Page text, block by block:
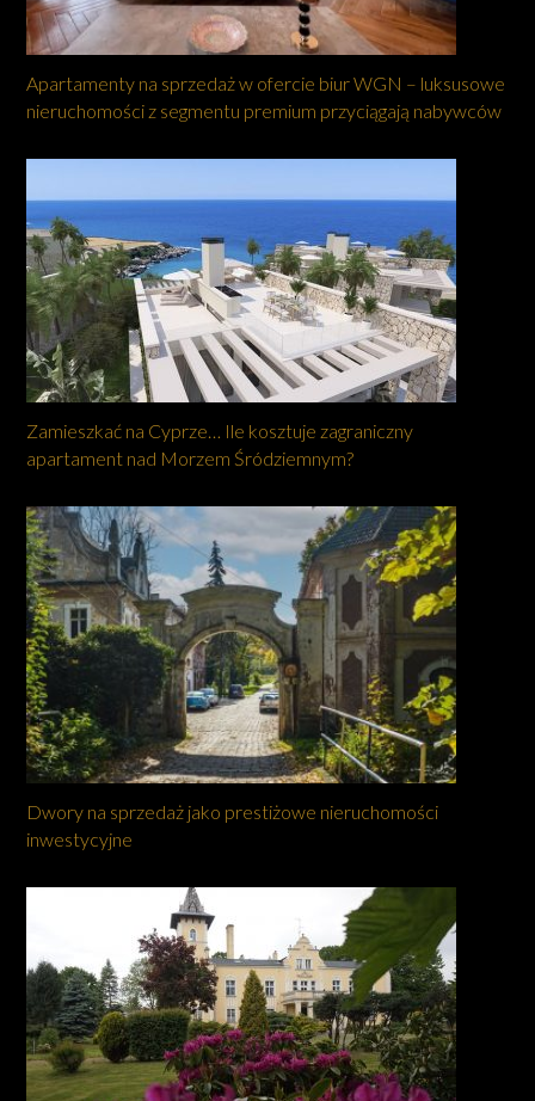
Apartamenty na sprzedaż w ofercie biur WGN – luksusowe
nieruchomości z segmentu premium przyciągają nabywców
Zamieszkać na Cyprze… Ile kosztuje zagraniczny
apartament nad Morzem Śródziemnym?
Dwory na sprzedaż jako prestiżowe nieruchomości
inwestycyjne